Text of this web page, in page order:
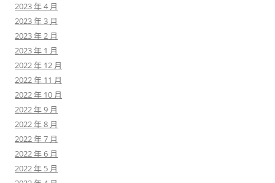
2023 年 4 月
2023 年 3 月
2023 年 2 月
2023 年 1 月
2022 年 12 月
2022 年 11 月
2022 年 10 月
2022 年 9 月
2022 年 8 月
2022 年 7 月
2022 年 6 月
2022 年 5 月